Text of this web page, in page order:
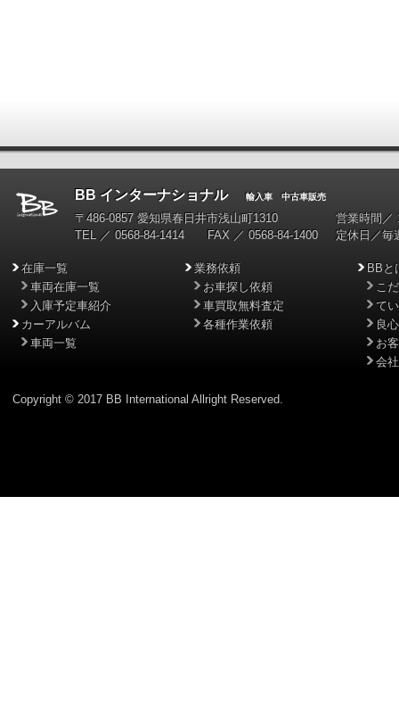
BB インターナショナル輸入車 中古車販売
〒486-0857 愛知県春日井市浅山町1310
TEL ／ 0568-84-1414 FAX ／ 0568-84-1400
営業時間／
定休日／毎
在庫一覧
車両在庫一覧
入庫予定車紹介
カーアルバム
車両一覧
業務依頼
お車探し依頼
車買取無料査定
各種作業依頼
BBと
こ
て
良
お
会
Copyright © 2017 BB International Allright Reserved.